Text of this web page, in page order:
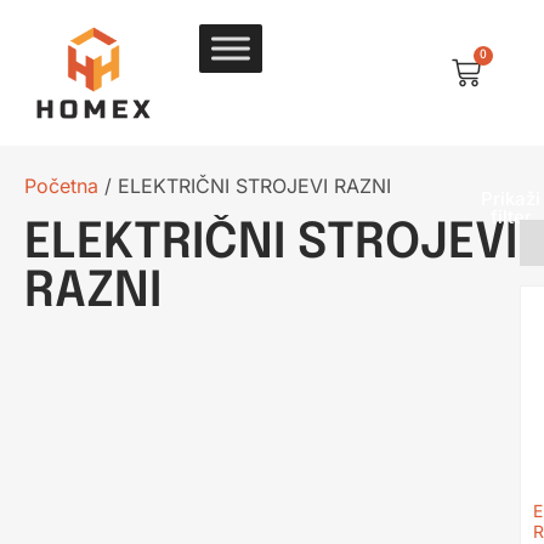
0
Početna / ELEKTRIČNI STROJEVI RAZNI
ELEKTRIČNI STROJEVI
RAZNI
filter